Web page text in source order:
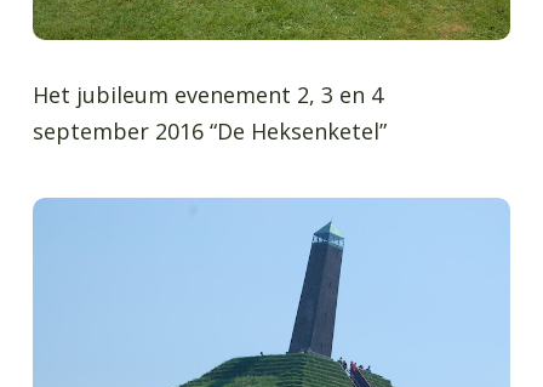
Het jubileum evenement 2, 3 en 4
september 2016 “De Heksenketel”